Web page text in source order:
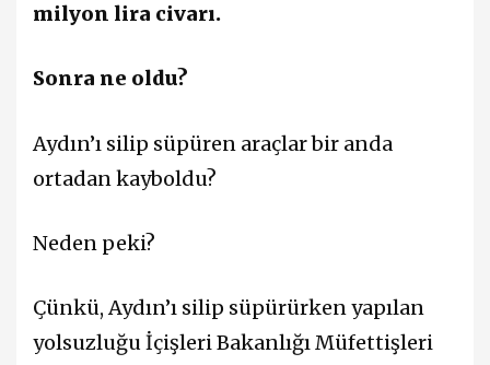
milyon lira civarı.
Sonra ne oldu?
Aydın’ı silip süpüren araçlar bir anda
ortadan kayboldu?
Neden peki?
Çünkü, Aydın’ı silip süpürürken yapılan
yolsuzluğu İçişleri Bakanlığı Müfettişleri